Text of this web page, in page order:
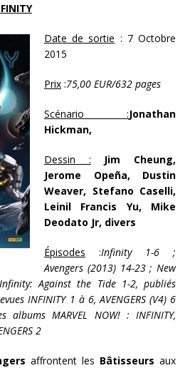
Date de sortie : 7 Octobre
2015
Prix :75,00 EUR/632 pages
Scénario :Jonathan
Hickman,
Dessin :
Jim Cheung,
Jerome Opeña, Dustin
Weaver, Stefano Caselli,
Leinil Francis Yu, Mike
Deodato Jr, divers
Épisodes :Infinity 1-6 ;
Avengers (2013) 14-23 ; New
Against the Tide 1-2, publiés
INFINITY 1 à 6, AVENGERS (V4) 6
MARVEL NOW! : INFINITY,
2
affrontent les Bâtisseurs aux